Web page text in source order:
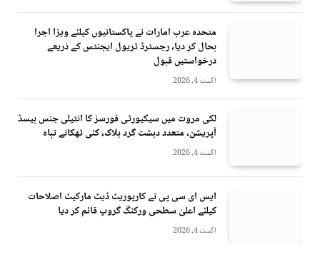
متحدہ عرب امارات نے پاکستانیوں کیلئے ویزا اجرا
بحال کر دیا، رجسٹرڈ ٹریول ایجنٹس کے ذریعے
درخواستیں قبول
اگست 4, 2026
لکی مروت میں سیکیورٹی فورسز کا انٹیلی جنس بیسڈ
آپریشن، متعدد دہشت گرد ہلاک، کئی ٹھکانے تباہ
اگست 4, 2026
ایس ای سی پی نے کارپوریٹ ڈیٹ مارکیٹ اصلاحات
کیلئے اعلیٰ سطحی ورکنگ گروپ قائم کر دیا
اگست 4, 2026